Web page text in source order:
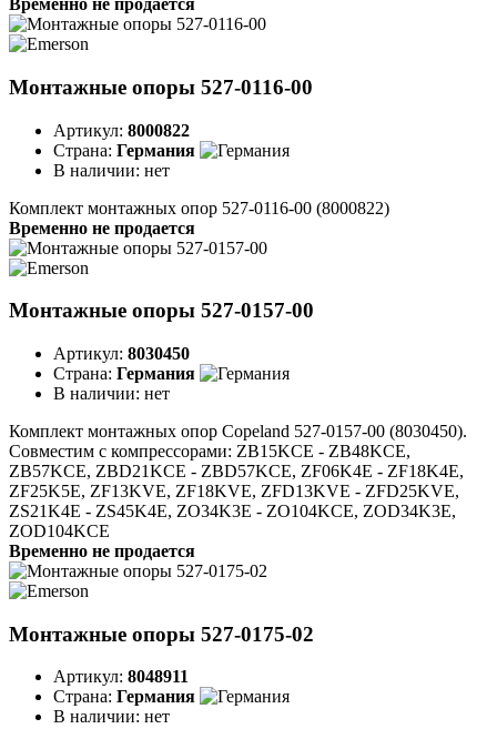
Временно не продается
Монтажные опоры 527-0116-00
Артикул: 8000822
Страна: Германия
В наличии: нет
Комплект монтажных опор 527-0116-00 (8000822)
Временно не продается
Монтажные опоры 527-0157-00
Артикул: 8030450
Страна: Германия
В наличии: нет
Комплект монтажных опор Copeland 527-0157-00 (8030450).
Совместим с компрессорами: ZB15KCE - ZB48KCE,
ZB57KCE, ZBD21KCE - ZBD57KCE, ZF06K4E - ZF18K4E,
ZF25K5E, ZF13KVE, ZF18KVE, ZFD13KVE - ZFD25KVE,
ZS21K4E - ZS45K4E, ZO34K3E - ZO104KCE, ZOD34K3E,
ZOD104KCE
Временно не продается
Монтажные опоры 527-0175-02
Артикул: 8048911
Страна: Германия
В наличии: нет